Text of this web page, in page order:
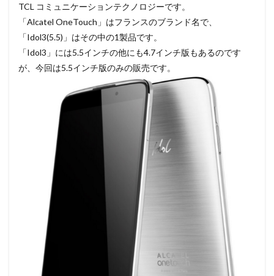
TCL コミュニケーションテクノロジーです。
「Alcatel OneTouch」はフランスのブランド名で、
「Idol3(5.5)」はその中の1製品です。
「Idol3」には5.5インチの他にも4.7インチ版もあるのです
が、今回は5.5インチ版のみの販売です。